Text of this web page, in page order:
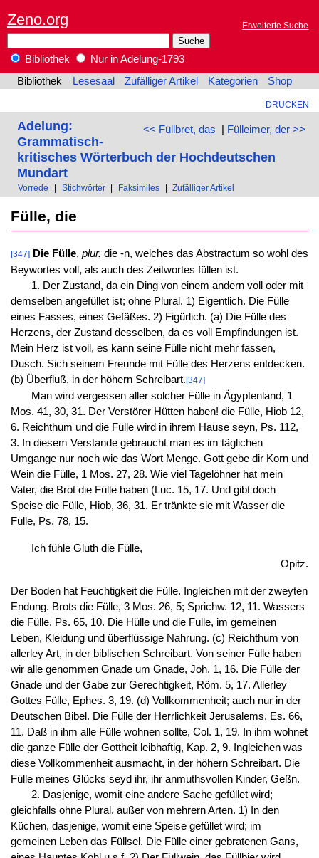
Zeno.org Erweiterte Suche
Bibliothek
Nur in Adelung-1793
Bibliothek
Lesesaal Zufälliger Artikel Kategorien Shop
DRUCKEN
<< Füllbret, das | Fülleimer, der >>
Adelung:
Grammatisch-
kritisches Wörterbuch der Hochdeutschen
Mundart
Vorrede Stichwörter Faksimiles Zufälliger Artikel
Fülle, die
[347] Die Fülle, plur. die -n, welches das Abstractum so wohl des
Beywortes voll, als auch des Zeitwortes füllen ist.
1. Der Zustand, da ein Ding von einem andern voll oder mit
demselben angefüllet ist; ohne Plural. 1) Eigentlich. Die Fülle
eines Fasses, eines Gefäßes. 2) Figürlich. (a) Die Fülle des
Herzens, der Zustand desselben, da es voll Empfindungen ist.
Mein Herz ist voll, es kann seine Fülle nicht mehr fassen,
Dusch. Sich seinem Freunde mit Fülle des Herzens entdecken.
(b) Überfluß, in der höhern Schreibart. [347]
Man wird vergessen aller solcher Fülle in Ägyptenland, 1
Mos. 41, 30, 31. Der Verstörer Hütten haben! die Fülle, Hiob 12,
6. Reichthum und die Fülle wird in ihrem Hause seyn, Ps. 112,
3. In diesem Verstande gebraucht man es im täglichen
Umgange nur noch wie das Wort Menge. Gott gebe dir Korn und
Wein die Fülle, 1 Mos. 27, 28. Wie viel Tagelöhner hat mein
Vater, die Brot die Fülle haben (Luc. 15, 17. Und gibt doch
Speise die Fülle, Hiob, 36, 31. Er tränkte sie mit Wasser die
Fülle, Ps. 78, 15.
Ich fühle Gluth die Fülle,
Opitz.
Der Boden hat Feuchtigkeit die Fülle. Ingleichen mit der zweyten
Endung. Brots die Fülle, 3 Mos. 26, 5; Sprichw. 12, 11. Wassers
die Fülle, Ps. 65, 10. Die Hülle und die Fülle, im gemeinen
Leben, Kleidung und überflüssige Nahrung. (c) Reichthum von
allerley Art, in der biblischen Schreibart. Von seiner Fülle haben
wir alle genommen Gnade um Gnade, Joh. 1, 16. Die Fülle der
Gnade und der Gabe zur Gerechtigkeit, Röm. 5, 17. Allerley
Gottes Fülle, Ephes. 3, 19. (d) Vollkommenheit; auch nur in der
Deutschen Bibel. Die Fülle der Herrlichkeit Jerusalems, Es. 66,
11. Daß in ihm alle Fülle wohnen sollte, Col. 1, 19. In ihm wohnet
die ganze Fülle der Gottheit leibhaftig, Kap. 2, 9. Ingleichen was
diese Vollkommenheit ausmacht, in der höhern Schreibart. Die
Fülle meines Glücks seyd ihr, ihr anmuthsvollen Kinder, Geßn.
2. Dasjenige, womit eine andere Sache gefüllet wird;
gleichfalls ohne Plural, außer von mehrern Arten. 1) In den
Küchen, dasjenige, womit eine Speise gefüllet wird; im
gemeinen Leben das Füllsel. Die Fülle einer gebratenen Gans,